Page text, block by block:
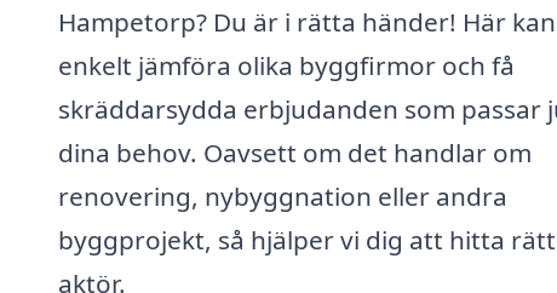
Hampetorp? Du är i rätta händer! Här
enkelt jämföra olika byggfirmor och få
skräddarsydda erbjudanden som passar
dina behov. Oavsett om det handlar om
renovering, nybyggnation eller andra
byggprojekt, så hjälper vi dig att hitta rätt
aktör.